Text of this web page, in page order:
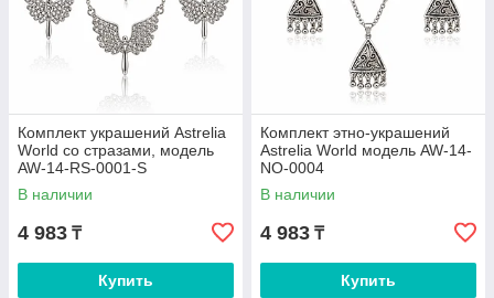
Комплект украшений Astrelia
World со стразами, модель
AW-14-RS-0001-S
В наличии
4 983 ₸
Купить
Комплект этно-украшений
Astrelia World модель AW-14-
NO-0004
В наличии
4 983 ₸
Купить